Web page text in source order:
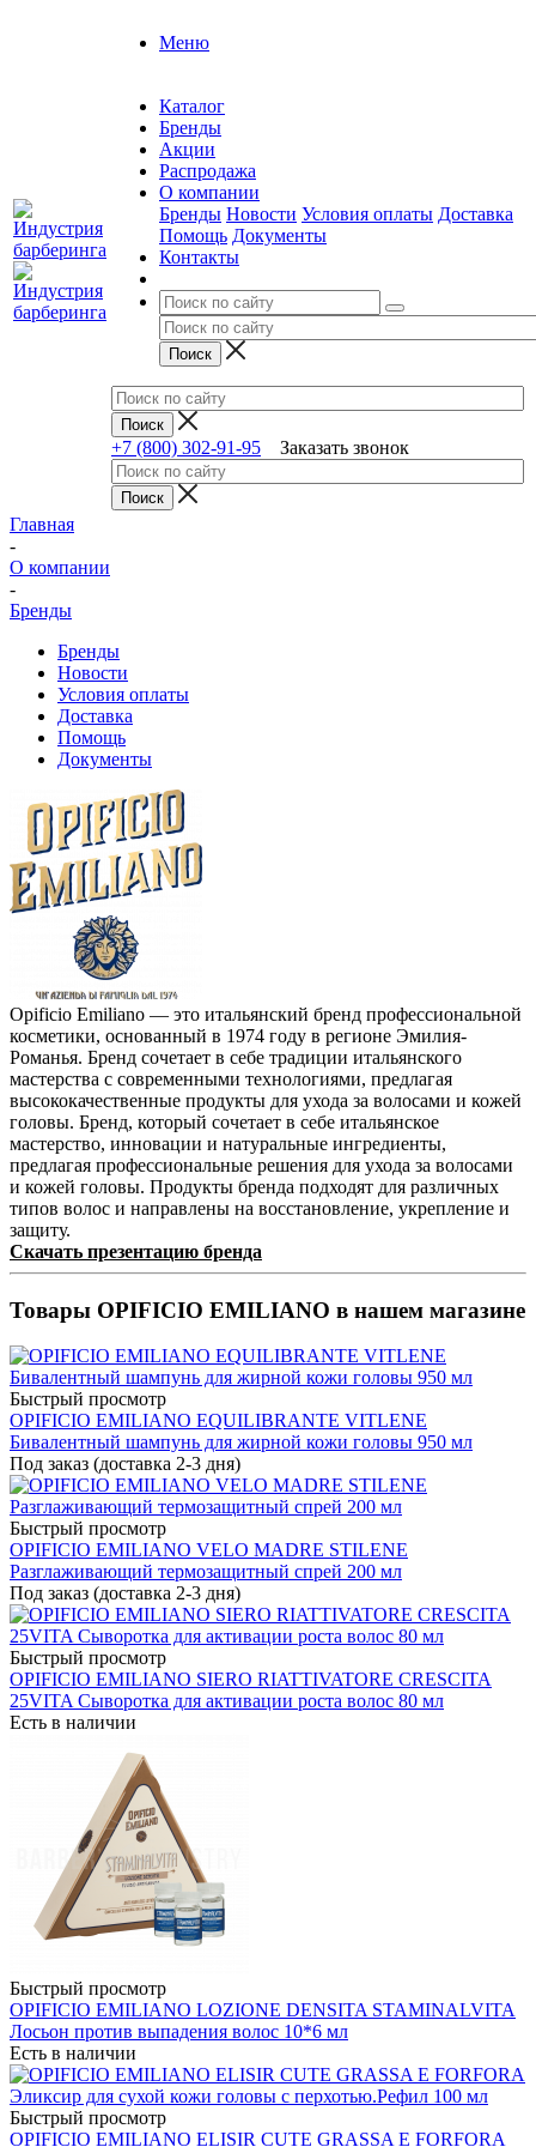
Меню
Каталог
Бренды
Акции
Распродажа
О компании
Бренды Новости Условия оплаты Доставка
Помощь Документы
Контакты
+7 (800) 302-91-95 Заказать звонок
Главная
-
О компании
-
Бренды
Бренды
Новости
Условия оплаты
Доставка
Помощь
Документы
Opificio Emiliano — это итальянский бренд профессиональной
косметики, основанный в 1974 году в регионе Эмилия-
Романья. Бренд сочетает в себе традиции итальянского
мастерства с современными технологиями, предлагая
высококачественные продукты для ухода за волосами и кожей
головы. Бренд, который сочетает в себе итальянское
мастерство, инновации и натуральные ингредиенты,
предлагая профессиональные решения для ухода за волосами
и кожей головы. Продукты бренда подходят для различных
типов волос и направлены на восстановление, укрепление и
защиту.
Скачать презентацию бренда
Товары OPIFICIO EMILIANO в нашем магазине
Быстрый просмотр
OPIFICIO EMILIANO EQUILIBRANTE VITLENE
Бивалентный шампунь для жирной кожи головы 950 мл
Под заказ (доставка 2-3 дня)
Быстрый просмотр
OPIFICIO EMILIANO VELO MADRE STILENE
Разглаживающий термозащитный спрей 200 мл
Под заказ (доставка 2-3 дня)
Быстрый просмотр
OPIFICIO EMILIANO SIERO RIATTIVATORE CRESCITA
25VITA Сыворотка для активации роста волос 80 мл
Есть в наличии
Быстрый просмотр
OPIFICIO EMILIANO LOZIONE DENSITA STAMINALVITA
Лосьон против выпадения волос 10*6 мл
Есть в наличии
Быстрый просмотр
OPIFICIO EMILIANO ELISIR CUTE GRASSA E FORFORA